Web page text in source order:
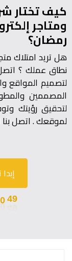
كيف تختار
ومتاجر
رمضان؟
هل تريد امتلاك
نطاق عملك ؟
لتصميم المواقع
المصممين
لتحقيق رؤيتك
لموقعك . اتصل بنا
49